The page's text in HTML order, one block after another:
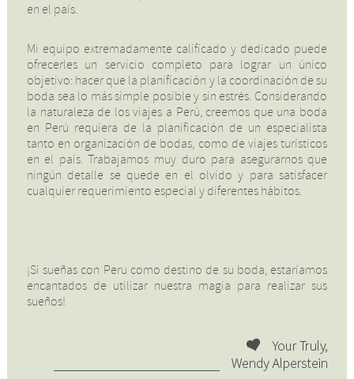
en el país.
Mi equipo extremadamente calificado y dedicado puede
ofrecerles un servicio completo para lograr un único
objetivo: hacer que la planificación y la coordinación de su
boda sea lo más simple posible y sin estrés. Considerando
la naturaleza de los viajes a Perú, creemos que una boda
en Perú requiera de la planificación de un especialista
tanto en organización de bodas, como de viajes turísticos
en el país. Trabajamos muy duro para asegurarnos que
ningún detalle se quede en el olvido y para satisfacer
cualquier requerimiento especial y diferentes hábitos.
¡Si sueñas con Peru como destino de su boda, estaríamos
encantados de utilizar nuestra magia para realizar sus
sueños!